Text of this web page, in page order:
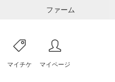
ファーム
マイチケ マイページ